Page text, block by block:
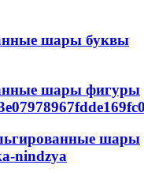
шары буквы
шары фигуры
шары